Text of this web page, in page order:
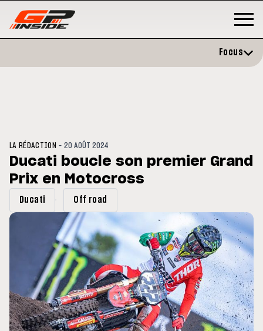
en septembre
MOTOGP
Focus
LA RÉDACTION -20 AOÛT 2024
Ducati boucle son premier Grand
Prix en Motocross
Ducati Off road